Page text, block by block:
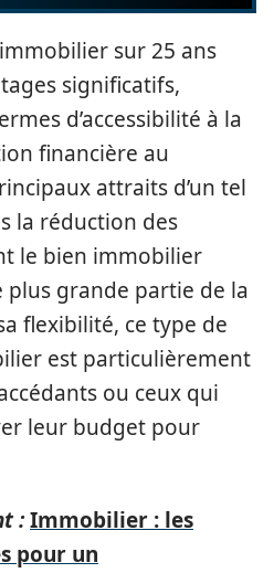
sur 25 ans
significatifs,
d’accessibilité à la
financière au
attraits d’un tel
la réduction des
le bien immobilier
grande partie de la
flexibilité, ce type de
est particulièrement
ou ceux qui
leur budget pour
:Immobilier : les
pour un